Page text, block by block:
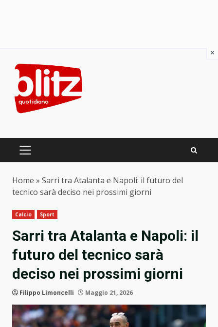
content
PRIMARY
Home » Sarri tra Atalanta e Napoli: il futuro del
tecnico sarà deciso nei prossimi giorni
Calcio Sport
Sarri tra Atalanta e Napoli: il
futuro del tecnico sarà
deciso nei prossimi giorni
Filippo Limoncelli Maggio 21, 2026
×